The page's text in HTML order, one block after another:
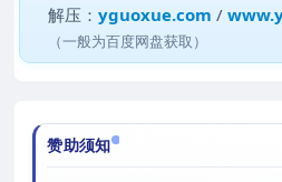
解压：yguoxue.com /
（一般为百度网盘获取）
赞助须知